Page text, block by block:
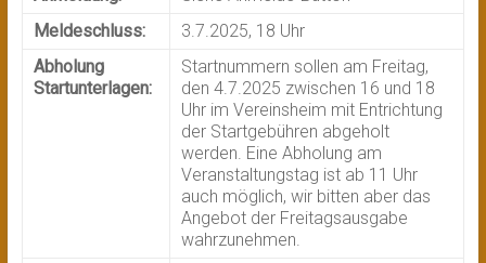
Meldeschluss:
3.7.2025, 18 Uhr
Abholung
Startunterlagen:
Startnummern sollen am Freitag,
den 4.7.2025 zwischen 16 und 18
Uhr im Vereinsheim mit Entrichtung
der Startgebühren abgeholt
werden. Eine Abholung am
Veranstaltungstag ist ab 11 Uhr
auch möglich, wir bitten aber das
Angebot der Freitagsausgabe
wahrzunehmen.